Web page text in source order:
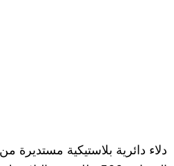
دلاء دائرية بلاستيكية مستديرة